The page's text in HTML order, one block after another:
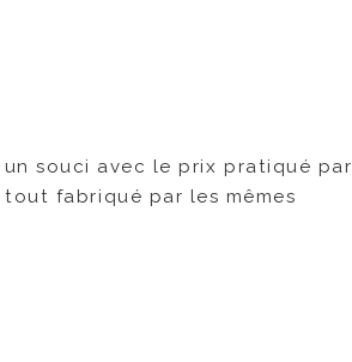
un souci avec le prix pratiqué par
fabriqué par les mêmes